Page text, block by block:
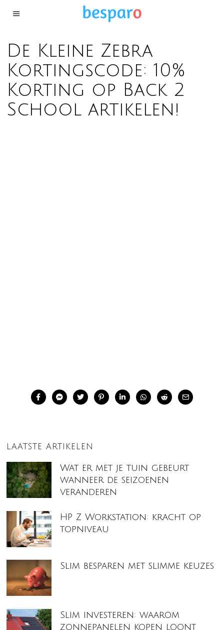
De Kleine Zebra
Kortingscode: 10%
Korting op Back 2
School artikelen!
LAATSTE ARTIKELEN
Wat er met je tuin gebeurt
wanneer de seizoenen
veranderen
HP Z Workstation: kracht op
topniveau
Slim besparen met slimme keuzes
Slim investeren: waarom
zonnepanelen kopen loont